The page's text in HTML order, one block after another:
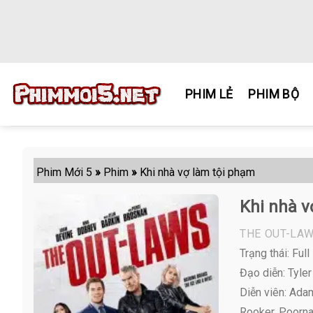
PHIM LẺ PHIM BỘ
Phim Mới 5 » Phim » Khi nhà vợ làm tội phạm
Khi nhà
THE OUT-
Trạng thái: Full
Đạo diễn:
Diễn viên: